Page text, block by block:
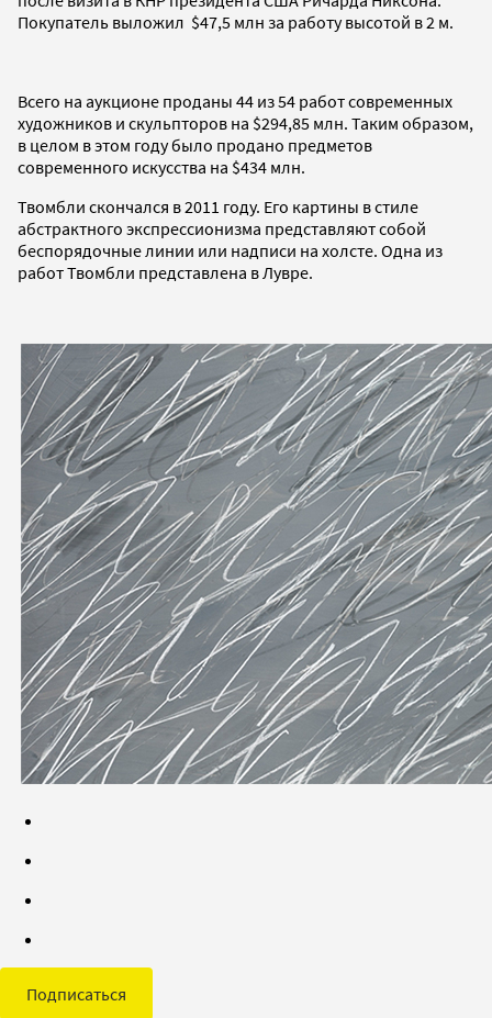
Покупатель выложил $47,5 млн за работу высотой в 2 м.
Всего на аукционе проданы 44 из 54 работ современных
художников и скульпторов на $294,85 млн. Таким образом,
в целом в этом году было продано предметов
современного искусства на $434 млн.
Твомбли скончался в 2011 году. Его картины в стиле
абстрактного экспрессионизма представляют собой
беспорядочные линии или надписи на холсте. Одна из
работ Твомбли представлена в Лувре.
Подписаться